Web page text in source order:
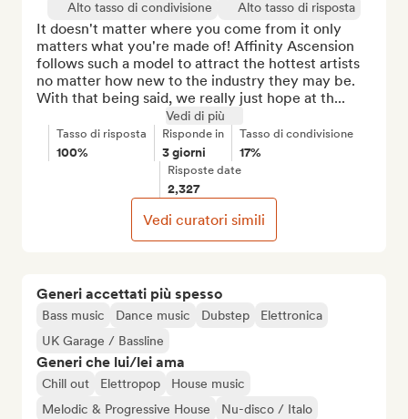
Generi accettati più spesso
Bass music Dance music Dubstep
Elettronica
UK Garage / Bassline
Generi che lui/lei ama
Chill out Elettropop
House music
Melodic & Progressive House
Nu-disco / Italo
Alto tasso di condivisione
Alto tasso di risposta
It doesn't matter where you come from it only
matters what you're made of! Affinity Ascension
follows such a model to attract the hottest artists
no matter how new to the industry they may be.
With that being said, we really just hope at th...
Vedi di più
Tasso di risposta
100%
Risponde in
3 giorni
Tasso di condivisione
17%
Risposte date
2,327
Vedi curatori simili